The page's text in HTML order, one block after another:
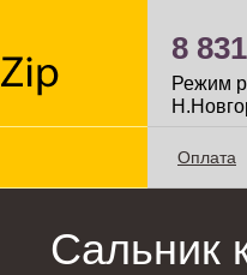
8
Режим
Оплата
Сальник